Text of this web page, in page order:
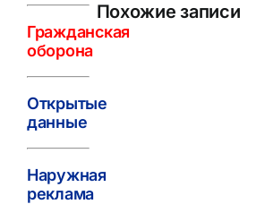
Похожие записи
Гражданская
оборона
Открытые
данные
Наружная
реклама